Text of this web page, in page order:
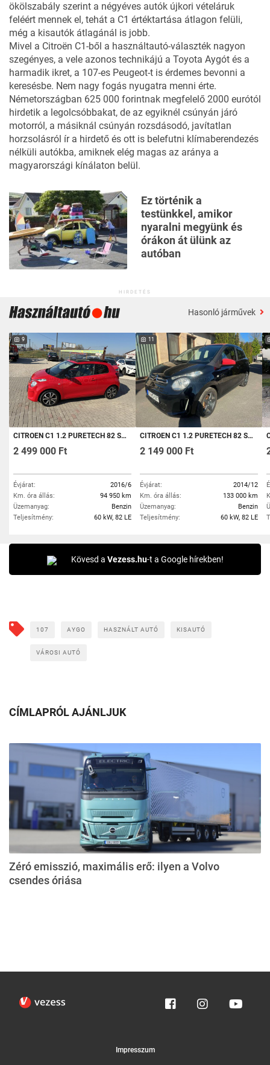
ökölszabály szerint a négyéves autók újkori vételáruk
feléért mennek el, tehát a C1 értéktartása átlagon felüli,
még a kisautók átlagánál is jobb.
Mivel a Citroën C1-ből a használtautó-választék nagyon
szegényes, a vele azonos technikájú a Toyota Aygót és a
harmadik ikret, a 107-es Peugeot-t is érdemes bevonni a
keresésbe. Nem nagy fogás nyugatra menni érte.
Németországban 625 000 forintnak megfelelő 2000 eurótól
hirdetik a legolcsóbbakat, de az egyiknél csúnyán járó
motorról, a másiknál csúnyán rozsdásodó, javítatlan
horzsolásról ír a hirdető és ott is belefutni klímaberendezés
nélküli autókba, amiknek elég magas az aránya a
magyarországi kínálaton belül.
Ez történik a
testünkkel, amikor
nyaralni megyünk és
órákon át ülünk az
autóban
HIRDETÉS
Hasonló járművek
9
CITROEN C1 1.2 PURETECH 82 SHINE
2 499 000 Ft
Évjárat:
2016/6
Km. óra állás:
94 950 km
Üzemanyag:
Benzin
Teljesítmény:
60 kW, 82 LE
11
CITROEN C1 1.2 PURETECH 82 SHINE V.SZ.KÖNYV ÉRINTŐ KÉPERNYŐS LED DIGIT KLÍMA TEMPOMAT NYITHATÓ VÁSZONTETŐ 133E KM
2 149 000 Ft
Évjárat:
2014/12
Km. óra állás:
133 000 km
Üzemanyag:
Benzin
Teljesítmény:
60 kW, 82 LE
Kövesd a Vezess.hu-t a Google hírekben!
107 AYGO HASZNÁLT AUTÓ KISAUTÓ
VÁROSI AUTÓ
CÍMLAPRÓL AJÁNLJUK
Zéró emisszió, maximális erő: ilyen a Volvo
csendes óriása
Impresszum